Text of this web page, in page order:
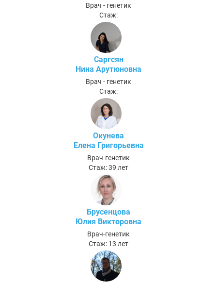
Врач - генетик
Стаж:
Саргсян
Нина Арутюновна
Врач - генетик
Стаж:
Окунева
Елена Григорьевна
Врач-генетик
Стаж: 39 лет
Брусенцова
Юлия Викторовна
Врач-генетик
Стаж: 13 лет